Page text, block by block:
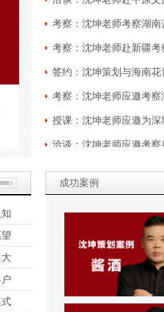
考察：沈坤老师考察湖
考察：沈坤老师赴新疆
签约：沈坤策划与海南
考察：沈坤老师应邀考
授课：沈坤老师应邀为
洽谈：沈坤老师应邀考察
提案：公司五指毛桃策
签约：启动乡村振兴之
评价：魔鬼营销人沈坤的
评价：擅长以小博大、
考察：沈坤老师应邀考
考察：沈坤老师应邀考
祝贺：沈坤老师自媒体
成功案例